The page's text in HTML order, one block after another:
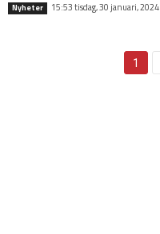
Nyheter 15:53 tisdag, 30 januari, 2024
1